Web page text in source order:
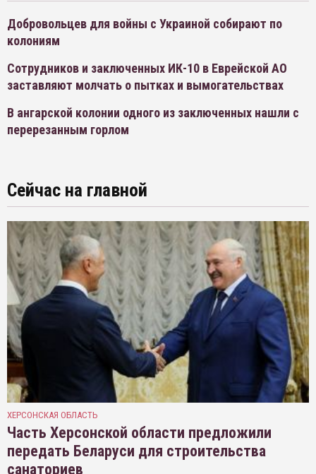
Добровольцев для войны с Украиной собирают по
колониям
Сотрудников и заключенных ИК-10 в Еврейской АО
заставляют молчать о пытках и вымогательствах
В ангарской колонии одного из заключенных нашли с
перерезанным горлом
Сейчас на главной
ХЕРСОНСКАЯ ОБЛАСТЬ
Часть Херсонской области предложили
передать Беларуси для строительства
санаториев